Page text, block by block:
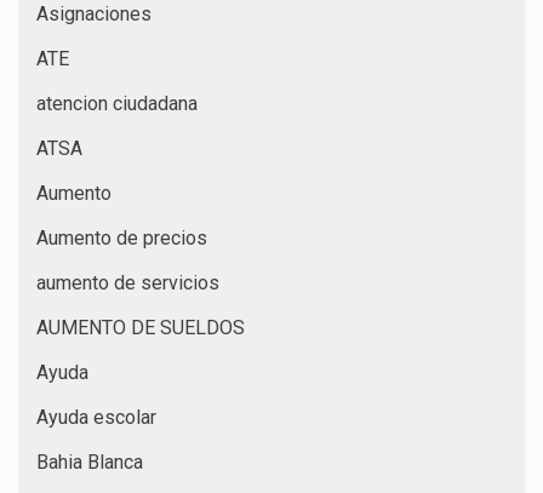
Asignaciones
ATE
atencion ciudadana
ATSA
Aumento
Aumento de precios
aumento de servicios
AUMENTO DE SUELDOS
Ayuda
Ayuda escolar
Bahia Blanca